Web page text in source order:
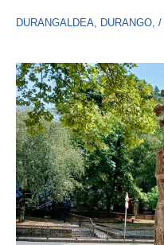
DURANGALDEA, DURANGO, /